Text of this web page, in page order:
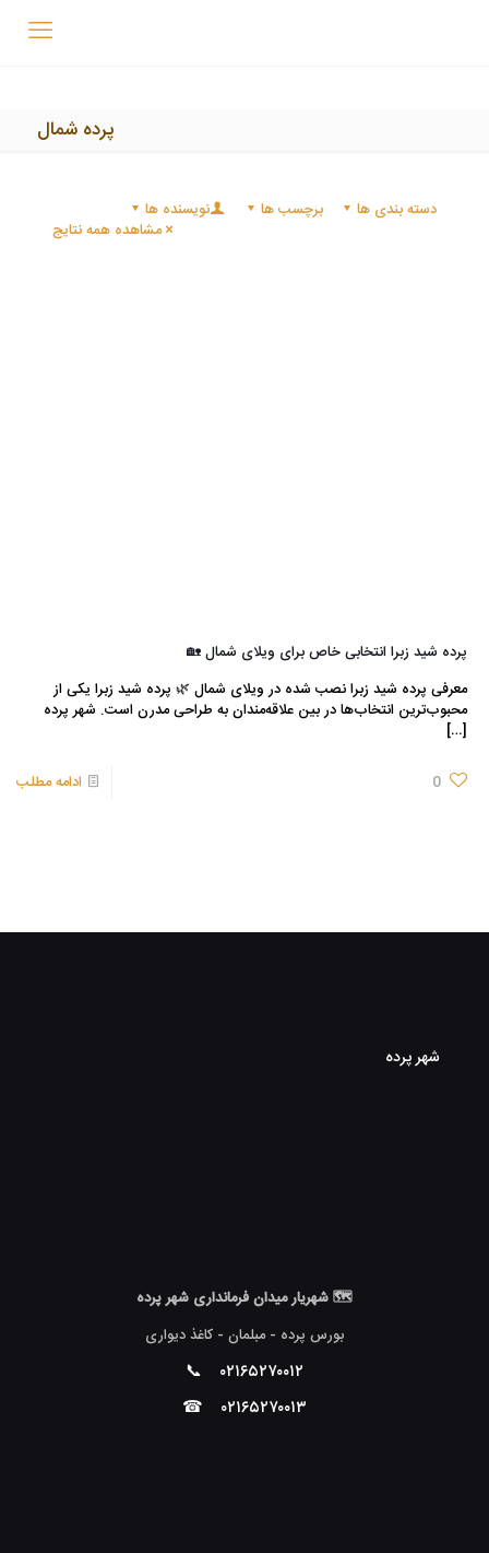
پرده شمال
دسته بندی ها برچسب ها
نویسنده ها
مشاهده همه نتایج
پرده شید زبرا انتخابی خاص برای ویلای شمال 🏡
معرفی پرده شید زبرا نصب شده در ویلای شمال 🌿 پرده شید زبرا یکی از
محبوب‌ترین انتخاب‌ها در بین علاقه‌مندان به طراحی مدرن است. شهر پرده
[…]
0 ادامه مطلب
شهر پرده
🗺 شهریار میدان فرمانداری شهر پرده
بورس پرده - مبلمان - کاغذ دیواری
۰۲۱۶۵۲۷۰۰۱۲ 📞
۰۲۱۶۵۲۷۰۰۱۳ ☎